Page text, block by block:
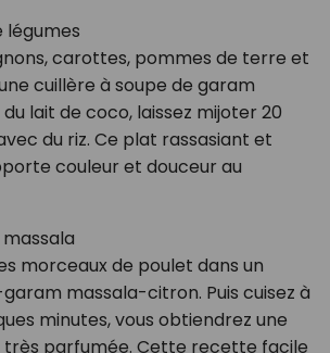
légumes
carottes, pommes de terre et
cuillère à soupe de garam
lait de coco, laissez mijoter 20
du riz. Ce plat rassasiant et
couleur et douceur au
morceaux de poulet dans un
massala-citron. Puis cuisez à
minutes, vous obtiendrez une
parfumée. Cette recette facile